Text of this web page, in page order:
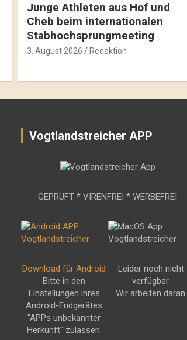
Junge Athleten aus Hof und
Cheb beim internationalen
Stabhochsprungmeeting
3. August 2026 Redaktion
Vogtlandstreicher APP
GEPRÜFT * VIRENFREI * WERBEFREI
Download für Android
Bitte in den
Einstellungen ihres
Android-Endgerätes
"APPs unbekannter
Herkunft" zulassen.
Leider noch nicht
verfügbar.
Wir arbeiten daran.